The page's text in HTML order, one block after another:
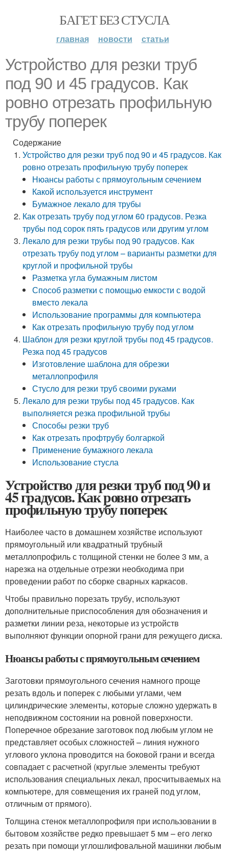
БАГЕТ БЕЗ СТУСЛА
главная новости статьи
Устройство для резки труб
под 90 и 45 градусов. Как
ровно отрезать профильную
трубу поперек
Содержание
Устройство для резки труб под 90 и 45 градусов. Как
ровно отрезать профильную трубу поперек
Нюансы работы с прямоугольным сечением
Какой используется инструмент
Бумажное лекало для трубы
Как отрезать трубу под углом 60 градусов. Резка
трубы под сорок пять градусов или другим углом
Лекало для резки трубы под 90 градусов. Как
отрезать трубу под углом – варианты разметки для
круглой и профильной трубы
Разметка угла бумажным листом
Способ разметки с помощью емкости с водой
вместо лекала
Использование программы для компьютера
Как отрезать профильную трубу под углом
Шаблон для резки круглой трубы под 45 градусов.
Резка под 45 градусов
Изготовление шаблона для обрезки
металлопрофиля
Стусло для резки труб своими руками
Лекало для резки трубы под 45 градусов. Как
выполняется резка профильной трубы
Способы резки труб
Как отрезать профтрубу болгаркой
Применение бумажного лекала
Использование стусла
Устройство для резки труб под 90 и
45 градусов. Как ровно отрезать
профильную трубу поперек
Наиболее часто в домашнем хозяйстве используют
прямоугольный или квадратный трубный
металлопрофиль с толщиной стенки не более 3 мм, а
нарезка на отдельные отрезки необходима при
проведении работ по сборке сварных каркасов.
Чтобы правильно порезать трубу, используют
дополнительные приспособления для обозначения и
разметки линии реза, некоторые из устройств
выполняют функции опорной грани для режущего диска.
Нюансы работы с прямоугольным сечением
Заготовки прямоугольного сечения намного проще
резать вдоль и поперек с любыми углами, чем
цилиндрические элементы, которые сложно удержать в
неподвижном состоянии на ровной поверхности.
Поперечное обрезание заготовок под любым углом не
представляет особых сложностей – линия нужного
углового уклона проводится на боковой грани и всегда
совпадает с расчетной (круглые элементы требуют
использования специальных лекал, просчитываемых на
компьютере, для совмещения их граней под углом,
отличным от прямого).
Толщина стенок металлопрофиля при использовании в
бытовом хозяйстве редко превышает 5 мм – его легко
резать при помощи углошлифовальной машинки любым